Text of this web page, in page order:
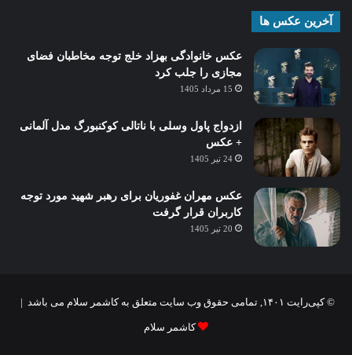
آخرین عکس ها
عکس خانوادگی بهزاد خلج توجه مخاطبان فضای
مجازی را جلب کرد
15 مرداد 1405
ازدواج پاول وسلی با ناتالی کوکنبورگ مدل آلمانی
+ عکس
24 تیر 1405
عکس مهران غفوریان برای رهبر شهید مورد توجه
کاربران قرار گرفت
20 تیر 1405
© کپی‌رایت ۱۴۰۱, تمامی حقوق وب سایت متعلق به کاشمر سلام می باشد |
کاشمر سلام